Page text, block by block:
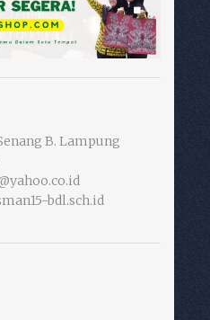
B. Lampung
bdl.sch.id